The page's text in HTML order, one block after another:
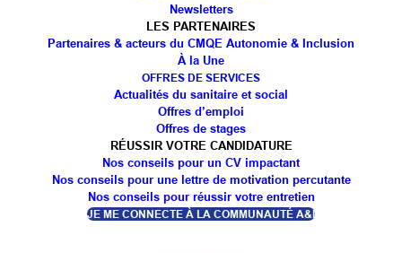
Newsletters
LES PARTENAIRES
Partenaires & acteurs du CMQE Autonomie & Inclusion
À la Une
OFFRES DE SERVICES
Actualités du sanitaire et social
Offres d’emploi
Offres de stages
RÉUSSIR VOTRE CANDIDATURE
Nos conseils pour un CV impactant
Nos conseils pour une lettre de motivation percutante
Nos conseils pour réussir votre entretien
JE ME CONNECTE À LA COMMUNAUTÉ A&I